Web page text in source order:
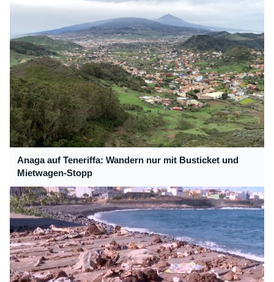
Anaga auf Teneriffa: Wandern nur mit Busticket und
Mietwagen-Stopp